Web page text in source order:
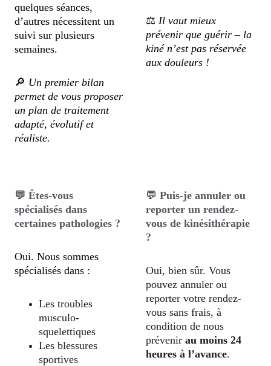
quelques séances,
d’autres nécessitent un
suivi sur plusieurs
semaines.
🔎 Un premier bilan
permet de vous proposer
un plan de traitement
adapté, évolutif et
réaliste.
⚖️ Il vaut mieux
prévenir que guérir – la
kiné n’est pas réservée
aux douleurs !
💬 Êtes-vous
spécialisés dans
certaines pathologies ?
Oui. Nous sommes
spécialisés dans :
Les troubles
musculo-
squelettiques
Les blessures
sportives
💬 Puis-je annuler ou
reporter un rendez-
vous de kinésithérapie
?
Oui, bien sûr. Vous
pouvez annuler ou
reporter votre rendez-
vous sans frais, à
condition de nous
prévenir au moins 24
heures à l’avance.